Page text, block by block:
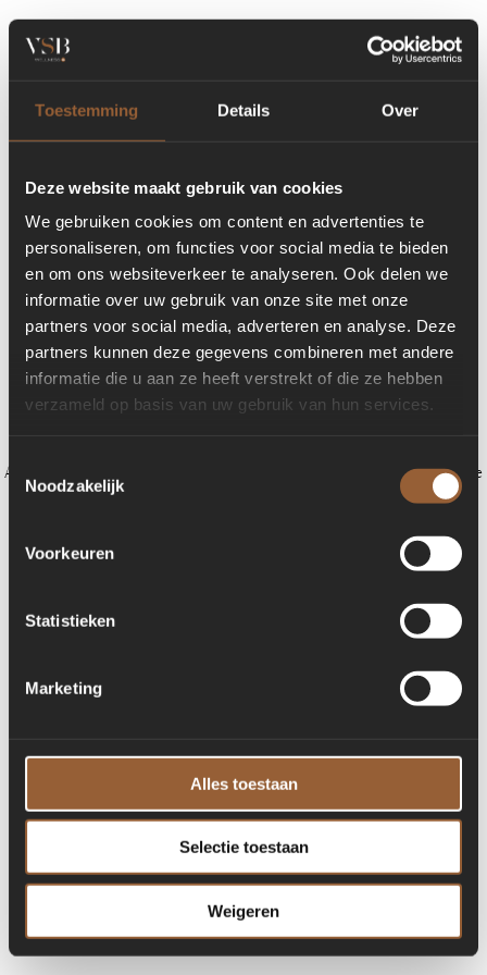
Toestemming Details Over
Deze website maakt gebruik van cookies
We gebruiken cookies om content en advertenties te
personaliseren, om functies voor social media te bieden
en om ons websiteverkeer te analyseren. Ook delen we
informatie over uw gebruik van onze site met onze
partners voor social media, adverteren en analyse. Deze
partners kunnen deze gegevens combineren met andere
informatie die u aan ze heeft verstrekt of die ze hebben
verzameld op basis van uw gebruik van hun services.
Toestemmingsselectie
Noodzakelijk
Voorkeuren
Statistieken
Marketing
Alles toestaan
Selectie toestaan
Weigeren
Application error: a client-side exception has occurred (see the browser console